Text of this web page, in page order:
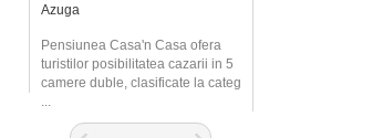
Azuga
Pensiunea Casa'n Casa ofera
turistilor posibilitatea cazarii in 5
camere duble, clasificate la categ
...